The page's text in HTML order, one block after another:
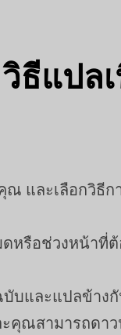
วิธีแปล
ณ และเลือกวิธีก
หรือช่วงหน้าที่ต้
บและแปลข้าง
คุณสามารถดาว